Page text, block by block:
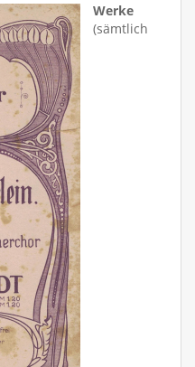
Werke
(sämtlich